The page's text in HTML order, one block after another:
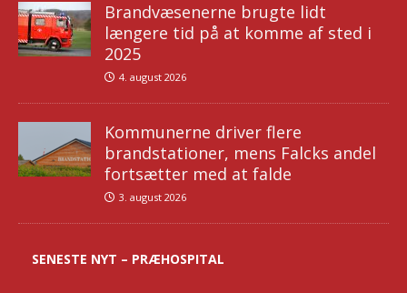
Brandvæsenerne brugte lidt
længere tid på at komme af sted i
2025
4. august 2026
Kommunerne driver flere
brandstationer, mens Falcks andel
fortsætter med at falde
3. august 2026
SENESTE NYT – PRÆHOSPITAL